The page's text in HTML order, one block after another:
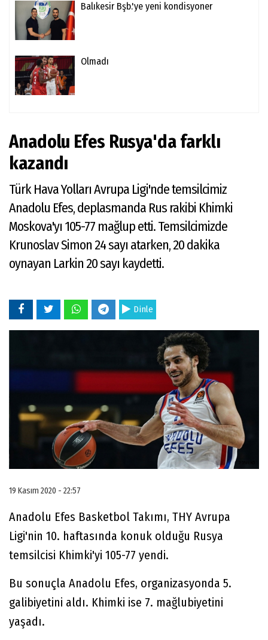
Balıkesir Bşb.'ye yeni kondisyoner
Olmadı
Anadolu Efes Rusya'da farklı
kazandı
Türk Hava Yolları Avrupa Ligi'nde temsilcimiz
Anadolu Efes, deplasmanda Rus rakibi Khimki
Moskova'yı 105-77 mağlup etti. Temsilcimizde
Krunoslav Simon 24 sayı atarken, 20 dakika
oynayan Larkin 20 sayı kaydetti.
Dinle
19 Kasım 2020 - 22:57
Anadolu Efes Basketbol Takımı, THY Avrupa
Ligi'nin 10. haftasında konuk olduğu Rusya
temsilcisi Khimki'yi 105-77 yendi.
Bu sonuçla Anadolu Efes, organizasyonda 5.
galibiyetini aldı. Khimki ise 7. mağlubiyetini
yaşadı.